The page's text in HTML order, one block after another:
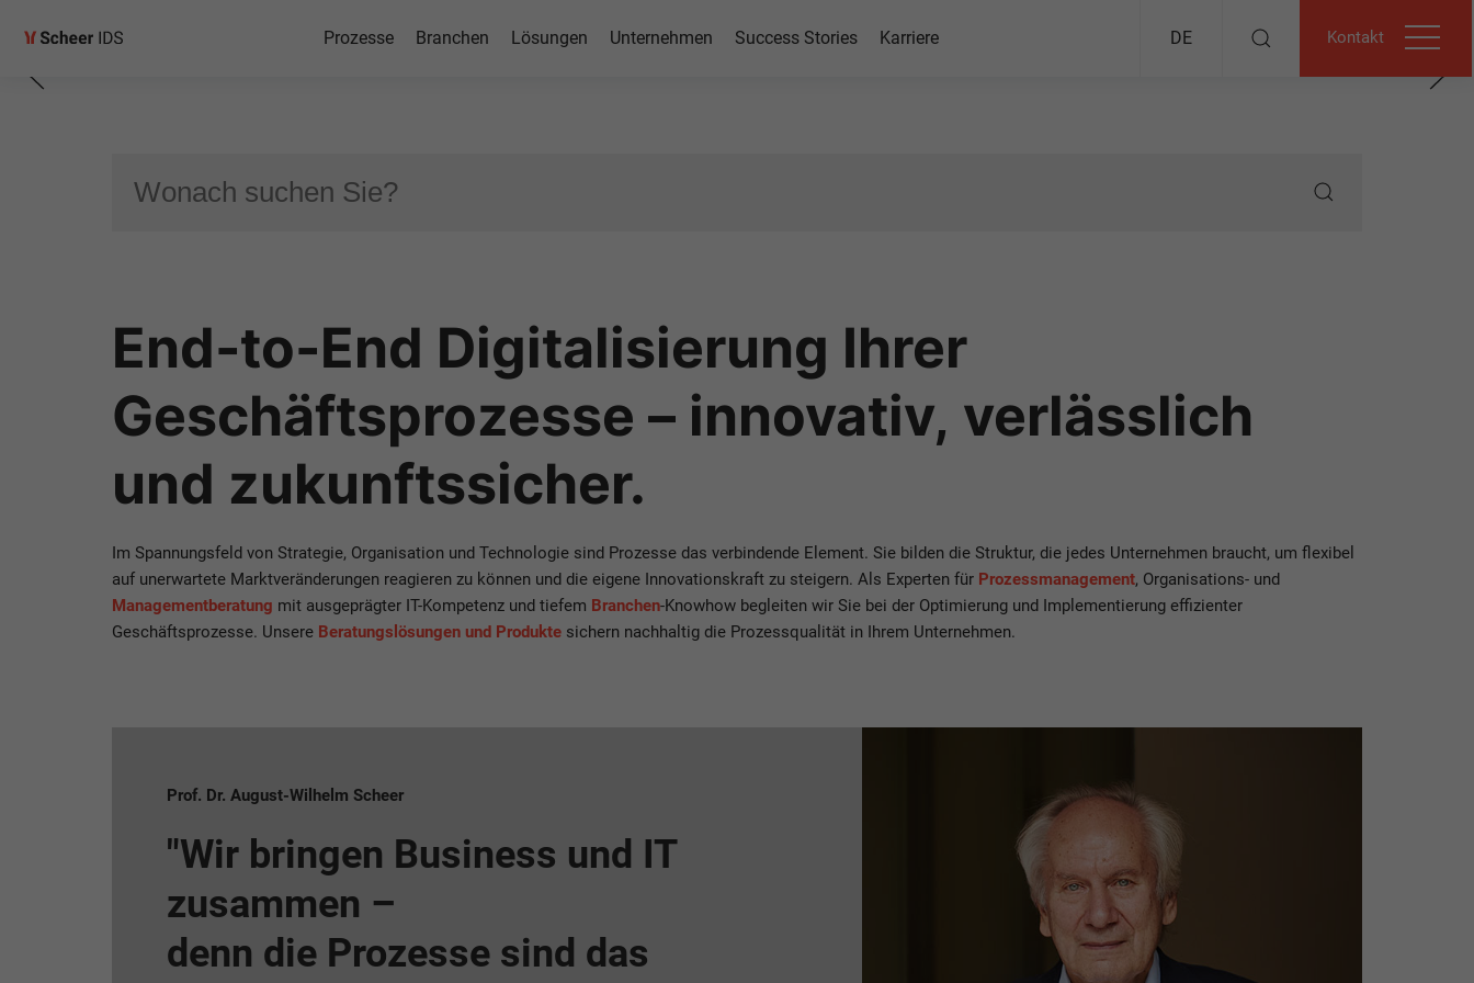
Prozesse Branchen Lösungen Unternehmen Success Stories Karriere DE Kontakt
Management bei
Entdecken Sie die neueste Episode des
Episode anhören
End-to-End Digitalisierung Ihrer
Geschäftsprozesse – innovativ, verlässlich
und zukunftssicher.
Im Spannungsfeld von Strategie, Organisation und Technologie sind Prozesse das verbindende Element. Sie bilden die Struktur, die jedes Unternehmen braucht, um flexibel
auf unerwartete Marktveränderungen reagieren zu können und die eigene Innovationskraft zu steigern. Als Experten für Prozessmanagement, Organisations- und
Managementberatung mit ausgeprägter IT-Kompetenz und tiefem Branchen-Knowhow begleiten wir Sie bei der Optimierung und Implementierung effizienter
Geschäftsprozesse. Unsere Beratungslösungen und Produkte sichern nachhaltig die Prozessqualität in Ihrem Unternehmen.
Prof. Dr. August-Wilhelm Scheer
"Wir bringen Business und IT
zusammen –
denn die Prozesse sind das